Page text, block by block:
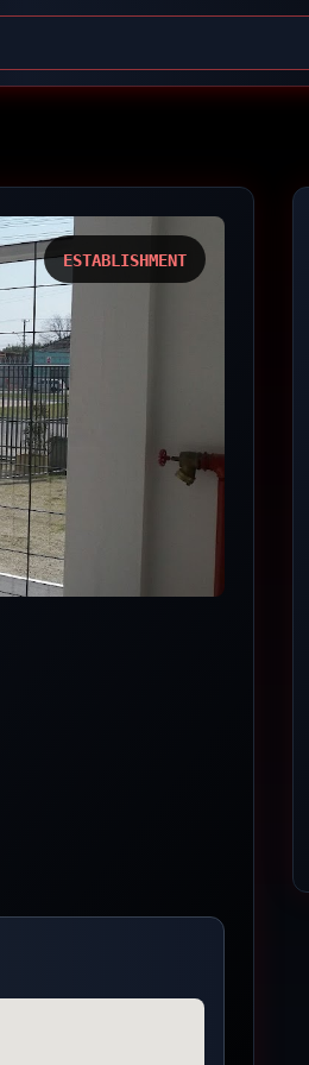
ESTABLISHMENT